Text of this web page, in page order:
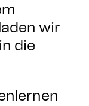
wir
die